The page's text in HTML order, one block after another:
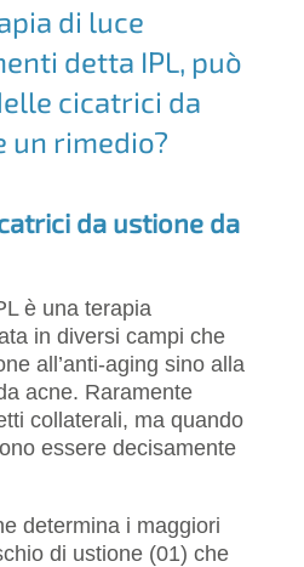
di luce
detta IPL, può
cicatrici da
un rimedio?
da ustione da
è una terapia
in diversi campi che
all’anti-aging sino alla
acne. Raramente
collaterali, ma quando
essere decisamente
determina i maggiori
di ustione (01) che